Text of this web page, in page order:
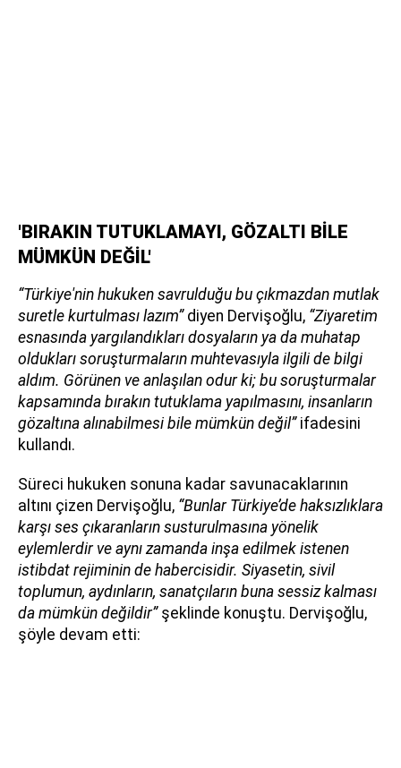
'BIRAKIN TUTUKLAMAYI, GÖZALTI BİLE
MÜMKÜN DEĞİL'
“Türkiye'nin hukuken savrulduğu bu çıkmazdan mutlak
suretle kurtulması lazım”diyen Dervişoğlu, “Ziyaretim
esnasında yargılandıkları dosyaların ya da muhatap
oldukları soruşturmaların muhtevasıyla ilgili de bilgi
aldım. Görünen ve anlaşılan odur ki; bu soruşturmalar
kapsamında bırakın tutuklama yapılmasını, insanların
gözaltına alınabilmesi bile mümkün değil”ifadesini
kullandı.
Süreci hukuken sonuna kadar savunacaklarının
altını çizen Dervişoğlu, “Bunlar Türkiye’de haksızlıklara
karşı ses çıkaranların susturulmasına yönelik
eylemlerdir ve aynı zamanda inşa edilmek istenen
istibdat rejiminin de habercisidir. Siyasetin, sivil
toplumun, aydınların, sanatçıların buna sessiz kalması
da mümkün değildir”şeklinde konuştu. Dervişoğlu,
şöyle devam etti: